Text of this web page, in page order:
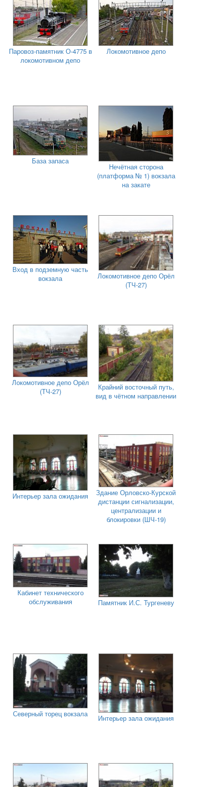
Паровоз-памятник О-4775 в
локомотивном депо
Локомотивное депо
База запаса
Нечётная сторона
(платформа № 1) вокзала
на закате
Вход в подземную часть
вокзала
Локомотивное депо Орёл
(ТЧ-27)
Локомотивное депо Орёл
(ТЧ-27)
Крайний восточный путь,
вид в чётном направлении
Интерьер зала ожидания
Здание Орловско-Курской
дистанции сигнализации,
централизации и
блокировки (ШЧ-19)
Кабинет технического
обслуживания
Памятник И.С. Тургеневу
Северный торец вокзала Интерьер зала ожидания